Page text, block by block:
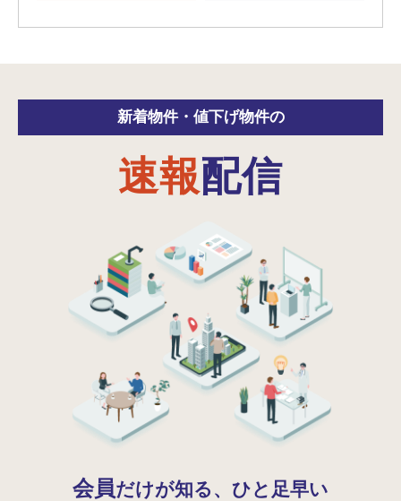
新着物件・ 値下げ物件の
速報配信
会員だけが知る、ひと足早い